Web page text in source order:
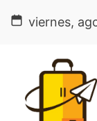
viernes,